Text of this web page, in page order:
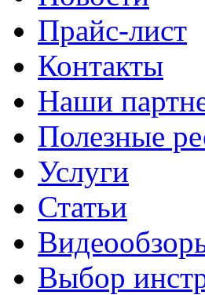
Прайс-лист
Контакты
Наши
Полезные
Услуги
Статьи
Выбор